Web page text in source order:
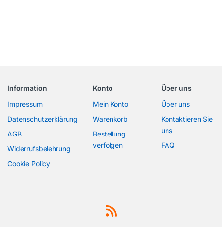
Information
Impressum
Datenschutzerklärung
AGB
Widerrufsbelehrung
Cookie Policy
Konto
Mein Konto
Warenkorb
Bestellung
verfolgen
Über uns
Über uns
Kontaktieren Sie
uns
FAQ